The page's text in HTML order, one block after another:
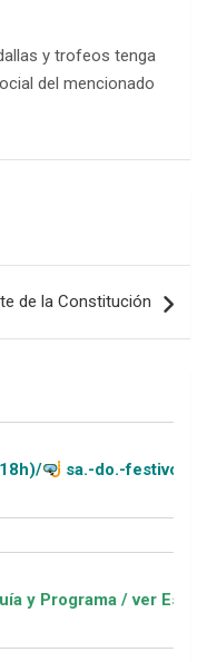
y trofeos tenga
del mencionado
de la Constitución
do.-festivos (11-20h)
/ ver Escuelas